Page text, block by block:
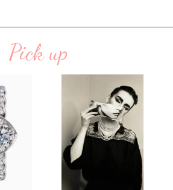
Pick up